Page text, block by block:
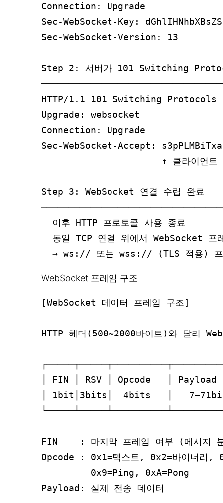
Connection: Upgrade
Sec-WebSocket-Key:
Sec-WebSocket-Version: 13
Step 2: 서버가 101 Switching
HTTP/1.1 101 Switching Protocols
Upgrade: websocket
Connection: Upgrade
Sec-WebSocket-Accept:
↑ 클라이언트
Step 3: WebSocket 연결 수립 완료
  이후 HTTP 프로토콜 사용 종료
동일 TCP 연결 위에서 WebSocket 프
WebSocket 프레임 구조
[WebSocket 데이터 프레임 구조]
HTTP 헤더(500~2000바이트)와 달리
│ FIN │ RSV │ Opcode   │
│ 1bit│3bits│  4bits   │
FIN    : 마지막 프레임 여부 (메시지
Opcode : 0x1=텍스트, 0x2=바이너리,
         0x9=Ping, 0xA=Pong
Payload: 실제 전송 데이터